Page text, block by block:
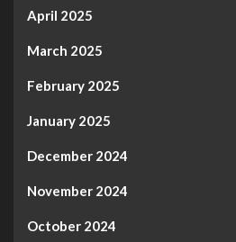
April 2025
March 2025
February 2025
January 2025
December 2024
November 2024
October 2024